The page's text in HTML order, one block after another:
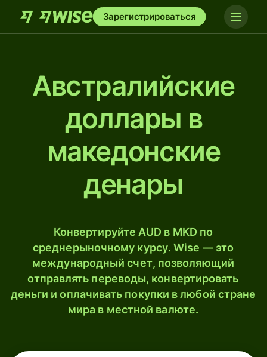
Зарегистрироваться
Австралийские
доллары в
македонские
денары
Конвертируйте AUD в MKD по
среднерыночному курсу. Wise — это
международный счет, позволяющий
отправлять переводы, конвертировать
деньги и оплачивать покупки в любой стране
мира в местной валюте.